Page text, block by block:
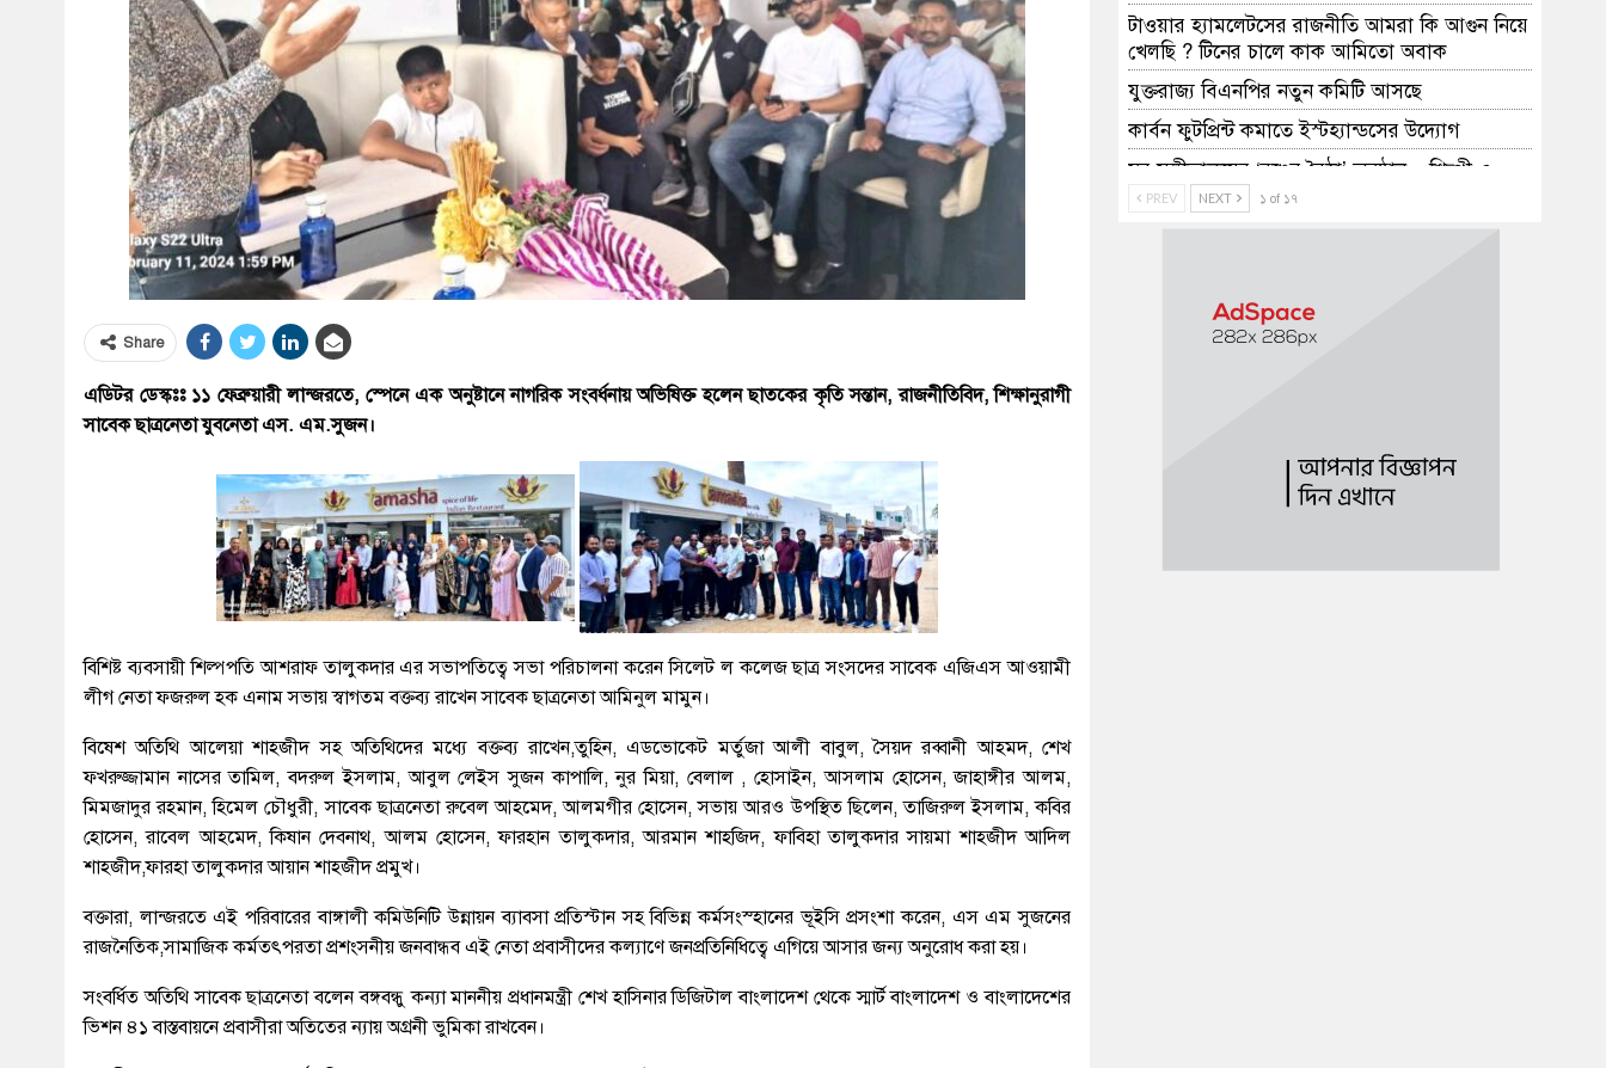
Share
এডিটর ডেস্কঃঃ ১১ ফেব্রুয়ারী লান্জরতে, স্পেনে এক অনুষ্টানে নাগরিক সংবর্ধনায় অভিষিক্ত হলেন ছাতকের কৃতি সন্তান, রাজনীতিবিদ, শিক্ষানুরাগী
সাবেক ছাত্রনেতা যুবনেতা এস. এম.সুজন।
বিশিষ্ট ব্যবসায়ী শিল্পপতি আশরাফ তালুকদার এর সভাপতিত্বে সভা পরিচালনা করেন সিলেট ল কলেজ ছাত্র সংসদের সাবেক এজিএস আওয়ামী
লীগ নেতা ফজরুল হক এনাম সভায় স্বাগতম বক্তব্য রাখেন সাবেক ছাত্রনেতা আমিনুল মামুন।
বিষেশ অতিথি আলেয়া শাহজীদ সহ অতিথিদের মধ্যে বক্তব্য রাখেন,তুহিন, এডভোকেট মর্তুজা আলী বাবুল, সৈয়দ রব্বানী আহমদ, শেখ
ফখরুজ্জামান নাসের তামিল, বদরুল ইসলাম, আবুল লেইস সুজন কাপালি, নুর মিয়া, বেলাল , হোসাইন, আসলাম হোসেন, জাহাঙ্গীর আলম,
মিমজাদুর রহমান, হিমেল চৌধুরী, সাবেক ছাত্রনেতা রুবেল আহমেদ, আলমগীর হোসেন, সভায় আরও উপস্থিত ছিলেন, তাজিরুল ইসলাম, কবির
হোসেন, রাবেল আহমেদ, কিষান দেবনাথ, আলম হোসেন, ফারহান তালুকদার, আরমান শাহজিদ, ফাবিহা তালুকদার সায়মা শাহজীদ আদিল
শাহজীদ,ফারহা তালুকদার আয়ান শাহজীদ প্রমুখ।
বক্তারা, লান্জরতে এই পরিবারের বাঙ্গালী কমিউনিটি উন্নায়ন ব্যাবসা প্রতিস্টান সহ বিভিন্ন কর্মসংস্হানের ভূইসি প্রসংশা করেন, এস এম সুজনের
রাজনৈতিক,সামাজিক কর্মতৎপরতা প্রশংসনীয় জনবান্ধব এই নেতা প্রবাসীদের কল্যাণে জনপ্রতিনিধিত্বে এগিয়ে আসার জন্য অনুরোধ করা হয়।
সংবর্ধিত অতিথি সাবেক ছাত্রনেতা বলেন বঙ্গবন্ধু কন্যা মাননীয় প্রধানমন্ত্রী শেখ হাসিনার ডিজিটাল বাংলাদেশ থেকে স্মার্ট বাংলাদেশ ও বাংলাদেশের
ভিশন ৪১ বাস্তবায়নে প্রবাসীরা অতিতের ন্যায় অগ্রনী ভুমিকা রাখবেন।
টাওয়ার হ্যামলেটসের রাজনীতি আমরা কি আগুন নিয়ে
খেলছি ? টিনের চালে কাক আমিতো অবাক
যুক্তরাজ্য বিএনপির নতুন কমিটি আসছে
কার্বন ফুটপ্রিন্ট কমাতে ইস্টহ্যান্ডসের উদ্যোগ
​সুর সঙ্গীতালয়ের ‘রঙের বৈঠা’ অনুষ্ঠান – শিল্পী ও
দর্শক উভয়ের হৃদয়ে এক অবিস্মরণীয় সুরের ছোঁয়া
ম্যানচেস্টার শাহজালাল মসজিদের নির্বাচনে আনসার
এনটিভি ইউরোপের সফল সিইও সাবরিনা হোসাইন
যুক্তরাষ্ট্র সফরে
PREV NEXT ১ of ১৭